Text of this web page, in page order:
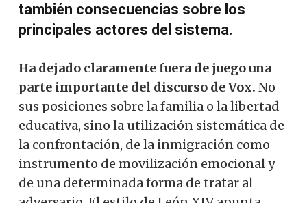
también consecuencias sobre los
principales actores del sistema.
Ha dejado claramente fuera de juego una
parte importante del discurso de Vox. No
sus posiciones sobre la familia o la libertad
educativa, sino la utilización sistemática de
la confrontación, de la inmigración como
instrumento de movilización emocional y
de una determinada forma de tratar al